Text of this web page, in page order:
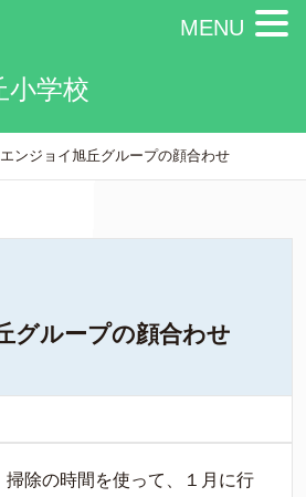
小学校
エンジョイ旭丘グループの顔合わせ
グループの顔合わせ
掃除の時間を使って、１月に行
MENU